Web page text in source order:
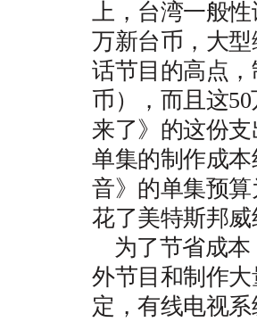
上，台湾一般
万新台币，大
话节目的高点
币），而且这
来了》的这份
单集的制作成
音》的单集预算
花了美特斯邦
为了节省成
外节目和制作
定，有线电视